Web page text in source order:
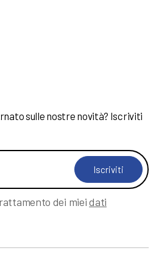
sulle nostre novità? Iscriviti
Iscriviti
dei mieidati